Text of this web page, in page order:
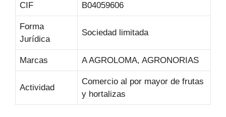
CIF B04059606
Forma
Jurídica
Sociedad limitada
Marcas A AGROLOMA, AGRONORIAS
Actividad
Comercio al por mayor de frutas
y hortalizas